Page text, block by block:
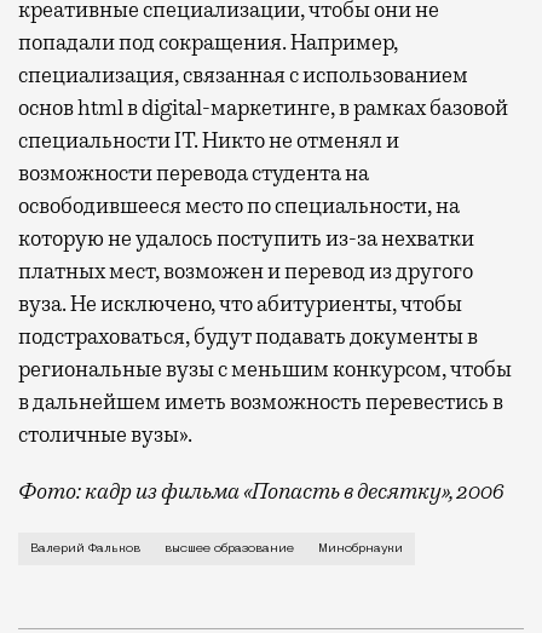
креативные специализации, чтобы они не
попадали под сокращения. Например,
специализация, связанная с использованием
основ html в digital-маркетинге, в рамках базовой
специальности IT. Никто не отменял и
возможности перевода студента на
освободившееся место по специальности, на
которую не удалось поступить из-за нехватки
платных мест, возможен и перевод из другого
вуза. Не исключено, что абитуриенты, чтобы
подстраховаться, будут подавать документы в
региональные вузы с меньшим конкурсом, чтобы
в дальнейшем иметь возможность перевестись в
столичные вузы».
Фото: кадр из фильма «Попасть в десятку», 2006
С нового учебного года государственные и
Валерий Фальков высшее образование Минобрнауки